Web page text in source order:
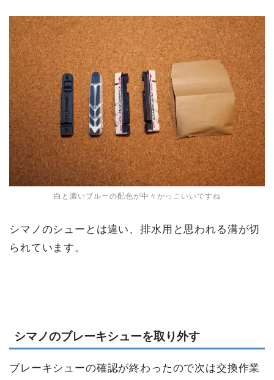
白と濃いブルーの配色が中々かっこいいですね
シマノのシューとは違い、排水用と思われる溝が切
られています。
シマノのブレーキシューを取り外す
ブレーキシューの確認が終わったので次は交換作業